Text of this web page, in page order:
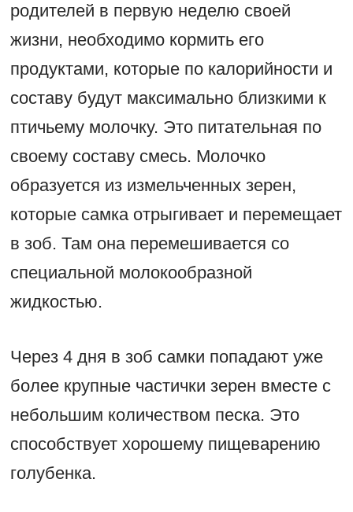
родителей в первую неделю своей
жизни, необходимо кормить его
продуктами, которые по калорийности и
составу будут максимально близкими к
птичьему молочку. Это питательная по
своему составу смесь. Молочко
образуется из измельченных зерен,
которые самка отрыгивает и перемещает
в зоб. Там она перемешивается со
специальной молокообразной
жидкостью.
Через 4 дня в зоб самки попадают уже
более крупные частички зерен вместе с
небольшим количеством песка. Это
способствует хорошему пищеварению
голубенка.